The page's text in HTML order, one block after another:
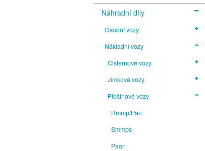
Náhradní díly
Osobní vozy
Nákladní vozy
Cisternové vozy
Jímkové vozy
Plošinové vozy
Rmmp/Pao
Smmps
Paon